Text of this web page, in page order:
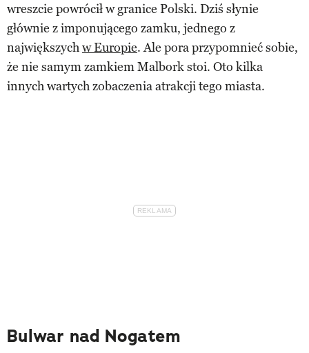
wreszcie powrócił w granice Polski. Dziś słynie
głównie z imponującego zamku, jednego z
największychw Europie. Ale pora przypomnieć sobie,
że nie samym zamkiem Malbork stoi. Oto kilka
innych wartych zobaczenia atrakcji tego miasta.
Bulwar nad Nogatem